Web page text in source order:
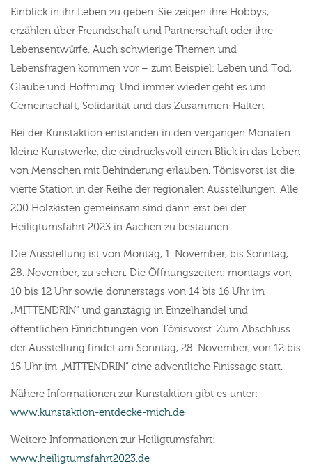
Einblick in ihr Leben zu geben. Sie zeigen ihre Hobbys,
erzählen über Freundschaft und Partnerschaft oder ihre
Lebensentwürfe. Auch schwierige Themen und
Lebensfragen kommen vor – zum Beispiel: Leben und Tod,
Glaube und Hoffnung. Und immer wieder geht es um
Gemeinschaft, Solidarität und das Zusammen-Halten.
Bei der Kunstaktion entstanden in den vergangen Monaten
kleine Kunstwerke, die eindrucksvoll einen Blick in das Leben
von Menschen mit Behinderung erlauben. Tönisvorst ist die
vierte Station in der Reihe der regionalen Ausstellungen. Alle
200 Holzkisten gemeinsam sind dann erst bei der
Heiligtumsfahrt 2023 in Aachen zu bestaunen.
Die Ausstellung ist von Montag, 1. November, bis Sonntag,
28. November, zu sehen. Die Öffnungszeiten: montags von
10 bis 12 Uhr sowie donnerstags von 14 bis 16 Uhr im
„MITTENDRIN“ und ganztägig in Einzelhandel und
öffentlichen Einrichtungen von Tönisvorst. Zum Abschluss
der Ausstellung findet am Sonntag, 28. November, von 12 bis
15 Uhr im „MITTENDRIN“ eine adventliche Finissage statt.
Nähere Informationen zur Kunstaktion gibt es unter:
www.kunstaktion-entdecke-mich.de
Weitere Informationen zur Heiligtumsfahrt:
www.heiligtumsfahrt2023.de